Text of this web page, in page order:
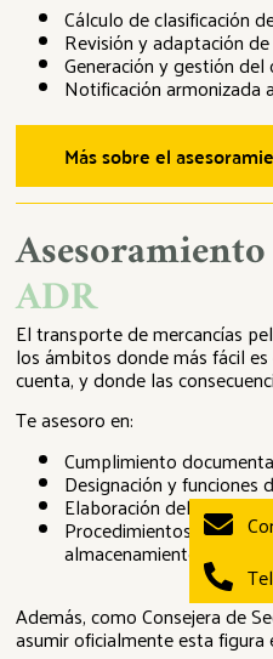
Cálculo de clasificación
Revisión y adaptación
Generación y gestión
Notificación armonizada
Más sobre el
ADR
El transporte de mercancías
los ámbitos donde más fácil
cuenta, y donde las
Te asesoro en:
Cumplimiento
Designación y funciones
Elaboración del informe
Procedimientos
almacenamiento.
Además, como Consejera de
asumir oficialmente esta figura